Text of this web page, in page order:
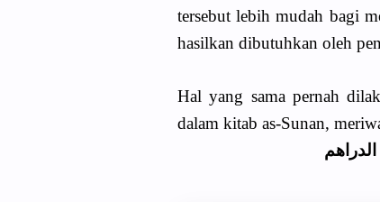
tersebut lebih mudah bagi
hasilkan dibutuhkan oleh
Hal yang sama pernah
dalam kitab as-Sunan,